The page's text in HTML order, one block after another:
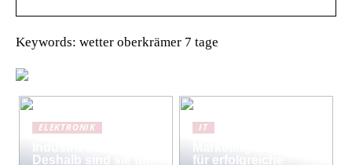
Keywords: wetter oberkrämer 7 tage
ELEKTRONIK
Deshalb sind sie für
IT
für erfolgreiche